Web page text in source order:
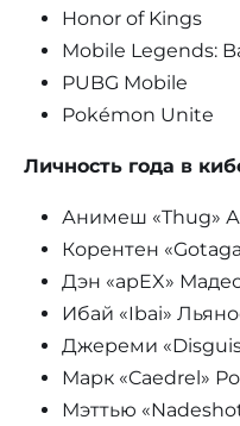
Honor of Kings
Mobile Legends:
PUBG Mobile
Pokémon Unite
Личность года в
Анимеш «Thug»
Корентен
Дэн «apEX»
Ибай «Ibai»
Джереми
Марк «Caedrel»
Мэттью